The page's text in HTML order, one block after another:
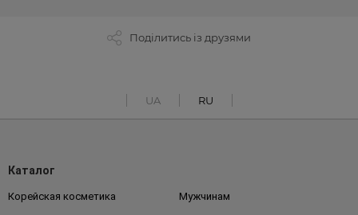
Поділитись із друзями
UA RU
Каталог
Корейская косметика Мужчинам